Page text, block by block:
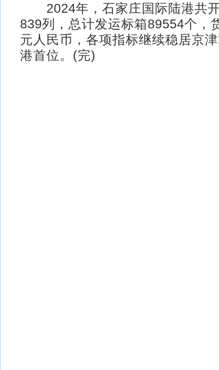
2024年，石家庄国际陆港共
839列，总计发运标箱89554个，
元人民币，各项指标继续稳居京
港首位。(完)